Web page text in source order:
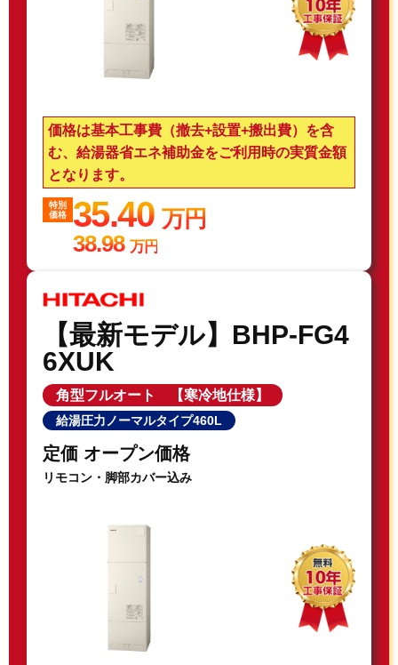
価格は基本工事費（撤去+設置+搬出費）を含
む、給湯器省エネ補助金をご利用時の実質金額
となります。
特別
価格
35.40万円
38.98 万円
【最新モデル】BHP-FG4
6XUK
角型フルオート 【寒冷地仕様】
給湯圧力ノーマルタイプ460L
定価 オープン価格
リモコン・脚部カバー込み